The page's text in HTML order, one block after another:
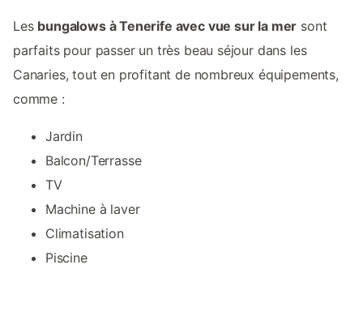
Les bungalows à Tenerife avec vue sur la mer sont
parfaits pour passer un très beau séjour dans les
Canaries, tout en profitant de nombreux équipements,
comme :
Jardin
Balcon/Terrasse
TV
Machine à laver
Climatisation
Piscine